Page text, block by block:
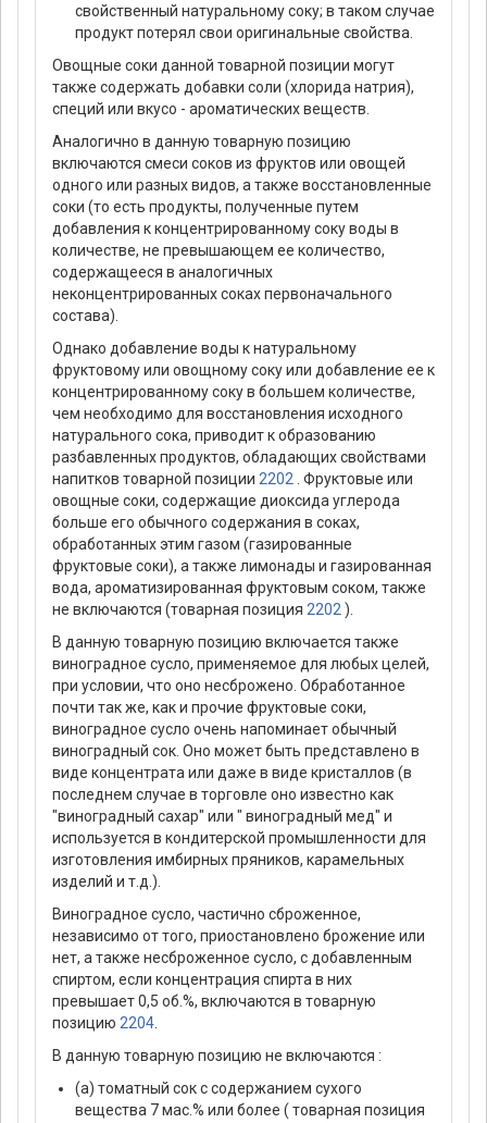
свойственный натуральному соку; в таком случае
продукт потерял свои оригинальные свойства.
Овощные соки данной товарной позиции могут
также содержать добавки соли (хлорида натрия),
специй или вкусо - ароматических веществ.
Аналогично в данную товарную позицию
включаются смеси соков из фруктов или овощей
одного или разных видов, а также восстановленные
соки (то есть продукты, полученные путем
добавления к концентрированному соку воды в
количестве, не превышающем ее количество,
содержащееся в аналогичных
неконцентрированных соках первоначального
состава).
Однако добавление воды к натуральному
фруктовому или овощному соку или добавление ее к
концентрированному соку в большем количестве,
чем необходимо для восстановления исходного
натурального сока, приводит к образованию
разбавленных продуктов, обладающих свойствами
напитков товарной позиции 2202 . Фруктовые или
овощные соки, содержащие диоксида углерода
больше его обычного содержания в соках,
обработанных этим газом (газированные
фруктовые соки), а также лимонады и газированная
вода, ароматизированная фруктовым соком, также
не включаются (товарная позиция 2202 ).
В данную товарную позицию включается также
виноградное сусло, применяемое для любых целей,
при условии, что оно несброжено. Обработанное
почти так же, как и прочие фруктовые соки,
виноградное сусло очень напоминает обычный
виноградный сок. Оно может быть представлено в
виде концентрата или даже в виде кристаллов (в
последнем случае в торговле оно известно как
"виноградный сахар" или " виноградный мед" и
используется в кондитерской промышленности для
изготовления имбирных пряников, карамельных
изделий и т.д.).
Виноградное сусло, частично сброженное,
независимо от того, приостановлено брожение или
нет, а также несброженное сусло, с добавленным
спиртом, если концентрация спирта в них
превышает 0,5 об.%, включаются в товарную
позицию 2204
В данную товарную позицию не включаются :
(а) томатный сок с содержанием сухого
вещества 7 мас.% или более ( товарная позиция